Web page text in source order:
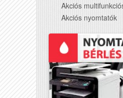
Akciós
Akciós nyomtatók